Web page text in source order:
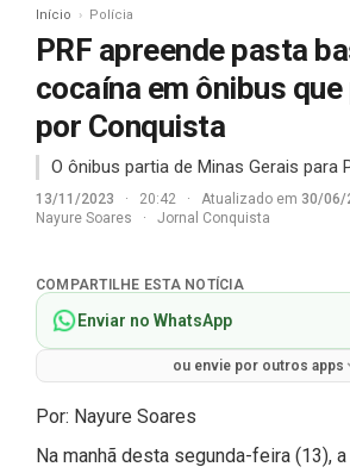
Início Polícia
PRF apreende pasta
cocaína em ônibus
por Conquista
O ônibus partia de Minas Gerais para
13/11/2023 · 20:42 · Atualizado em 30/06/
Nayure Soares
· Jornal Conquista
COMPARTILHE ESTA NOTÍCIA
Enviar no WhatsApp
ou envie por outros apps
Por: Nayure Soares
Na manhã desta segunda-feira (13),